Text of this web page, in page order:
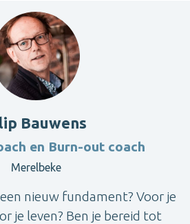
Bauwens
en Burn-out coach
Merelbeke
nieuw fundament? Voor je
je leven? Ben je bereid tot